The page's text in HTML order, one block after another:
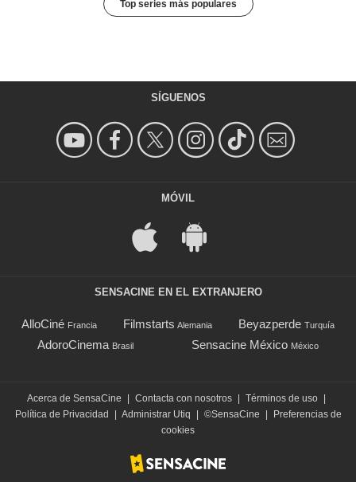
Top series más populares
SÍGUENOS
MÓVIL
SENSACINE EN EL EXTRANJERO
AlloCiné Francia Filmstarts Alemania Beyazperde Turquía
AdoroCinema Brasil Sensacine México México
Acerca de SensaCine | Contacta con nosotros | Términos de uso |
Política de Privacidad
| Administrar Utiq | ©SensaCine |
Preferencias de
cookies